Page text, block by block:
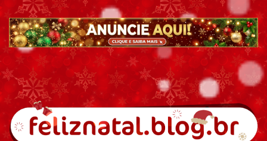
Pular para o conteúdo